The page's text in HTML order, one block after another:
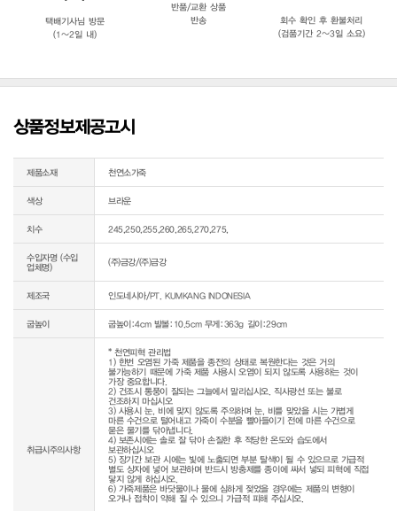
택배기사님 방문
(1~2일 내)
반품/교환 상품
반송
회수 확인 후 환불처리
(검품기간 2~3일 소요)
상품정보제공고시
제품소재 천연소가죽
색상 브라운
치수 245,250,255,260,265,270,275,
수입자명 (수입
업체명)
(주)금강/(주)금강
제조국 인도네시아/PT. KUMKANG INDONESIA
굽높이 굽높이:4cm 발볼:10.5cm 무게:363g 길이:29cm
취급시주의사항
* 천연피혁 관리법
1) 한번 오염된 가죽 제품을 종전의 상태로 복원한다는 것은 거의
불가능하기 때문에 가죽 제품 사용시 오염이 되지 않도록 사용하는 것이
가장 중요합니다.
2) 건조시 통풍이 잘되는 그늘에서 말리십시오. 직사광선 또는 불로
건조하지 마십시오
3) 사용시 눈, 비에 맞지 않도록 주의하며 눈, 비를 맞았을 시는 가볍게
마른 수건으로 털어내고 가죽이 수분을 빨아들이기 전에 마른 수건으로
묻은 물기를 닦아냅니다.
4) 보존시에는 솔로 잘 닦아 손질한 후 적당한 온도와 습도에서
보관하십시오
5) 장기간 보관 시에는 빛에 노출되면 부분 탈색이 될 수 있으므로 가급적
별도 상자에 넣어 보관하며 반드시 방충제를 종이에 싸서 넣되 피혁에 직접
닿지 않게 하십시오.
6) 가죽제품은 바닷물이나 물에 심하게 젖었을 경우에는 제품의 변형이
오거나 접착이 약해 질 수 있으니 가급적 피해 주십시오.